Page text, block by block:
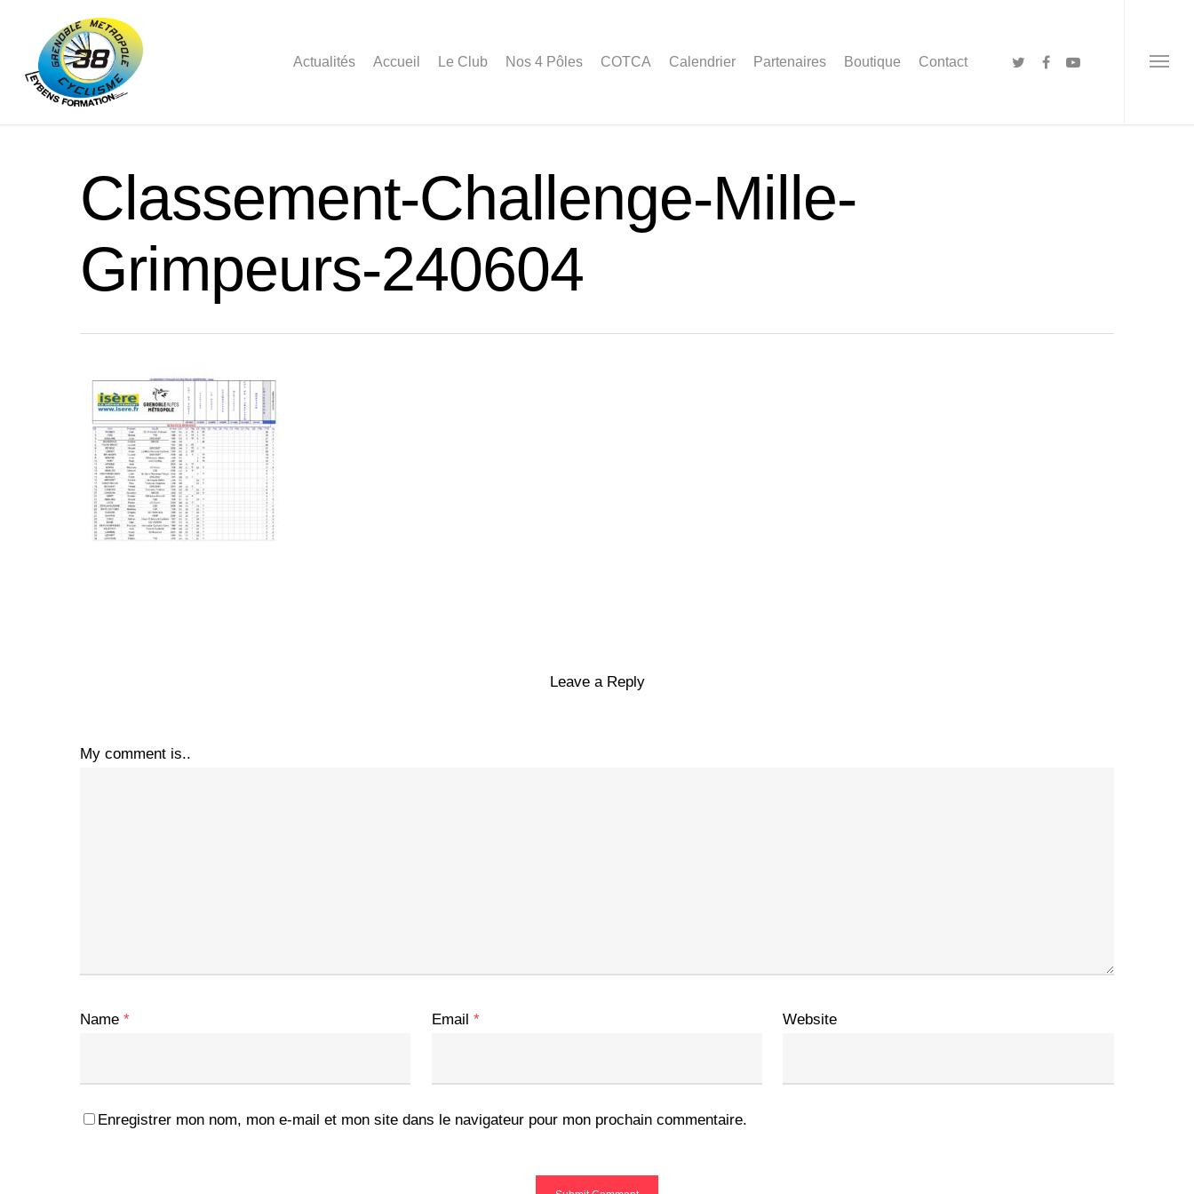
Actualités Accueil Le Club Nos 4 Pôles COTCA Calendrier Partenaires Boutique Contact
Classement-Challenge-Mille-
Grimpeurs-240604
Leave a Reply
My comment is..
Name * Email * Website
Enregistrer mon nom, mon e-mail et mon site dans le navigateur pour mon prochain commentaire.